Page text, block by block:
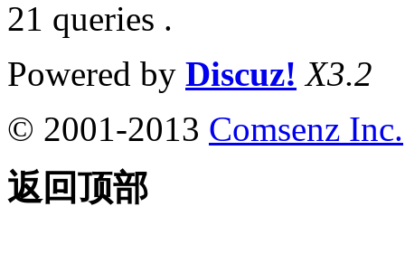
21 queries .
Powered by Discuz! X3.2
© 2001-2013 Comsenz Inc.
返回顶部